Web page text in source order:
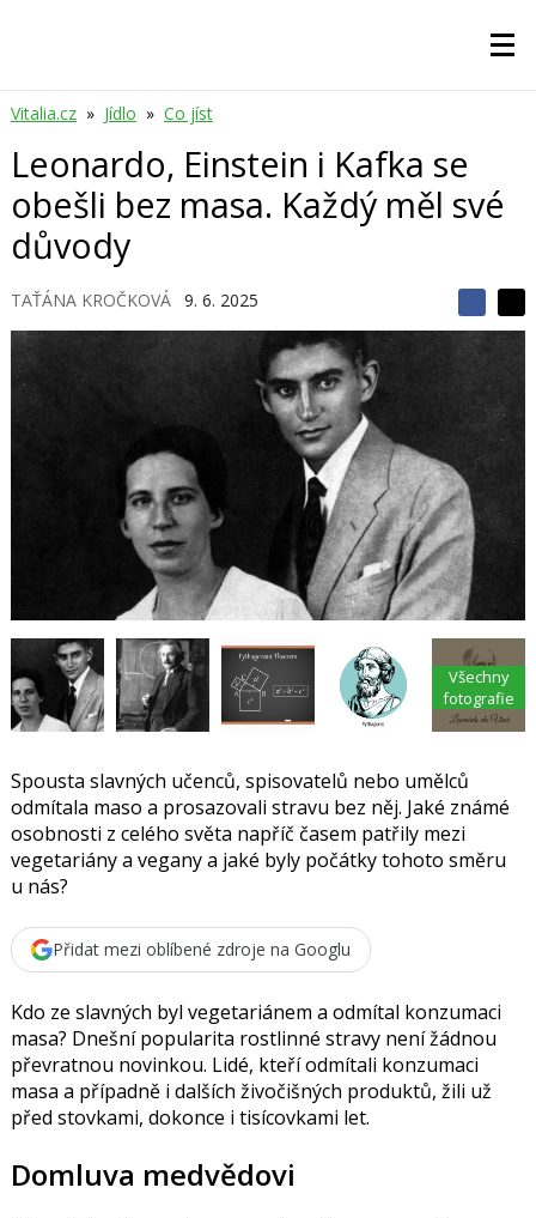
Vitalia.cz » Jídlo » Co jíst
Leonardo, Einstein i Kafka se
obešli bez masa. Každý měl své
důvody
TAŤÁNA KROČKOVÁ 9. 6. 2025
S
d
e
t
S
n
a
c
e
b
k
u
t
Všechny
fotografie
Spousta slavných učenců, spisovatelů nebo umělců
odmítala maso a prosazovali stravu bez něj. Jaké známé
osobnosti z celého světa napříč časem patřily mezi
vegetariány a vegany a jaké byly počátky tohoto směru
u nás?
Přidat mezi oblíbené zdroje na Googlu
Kdo ze slavných byl vegetariánem a odmítal konzumaci
masa? Dnešní popularita rostlinné stravy není žádnou
převratnou novinkou. Lidé, kteří odmítali konzumaci
masa a případně i dalších živočišných produktů, žili už
před stovkami, dokonce i tisícovkami let.
Domluva medvědovi